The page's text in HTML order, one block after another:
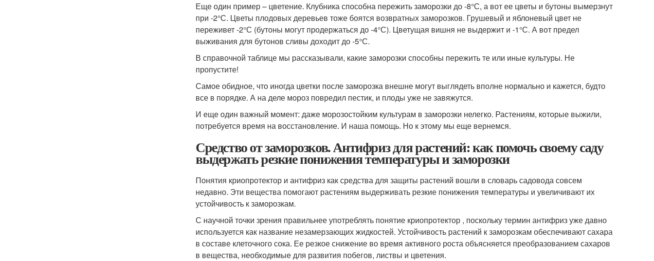
Еще один пример – цветение. Клубника способна пережить заморозки до -8°С, а вот ее цветы и бутоны вымерзнут
при -2°С. Цветы плодовых деревьев тоже боятся возвратных заморозков. Грушевый и яблоневый цвет не
переживет -2°С (бутоны могут продержаться до -4°С). Цветущая вишня не выдержит и -1°С. А вот предел
выживания для бутонов сливы доходит до -5°С.
В справочной таблице мы рассказывали, какие заморозки способны пережить те или иные культуры. Не
пропустите!
Самое обидное, что иногда цветки после заморозка внешне могут выглядеть вполне нормально и кажется, будто
все в порядке. А на деле мороз повредил пестик, и плоды уже не завяжутся.
И еще один важный момент: даже морозостойким культурам в заморозки нелегко. Растениям, которые выжили,
потребуется время на восстановление. И наша помощь. Но к этому мы еще вернемся.
Средство от заморозков. Антифриз для растений: как помочь своему саду
выдержать резкие понижения температуры и заморозки
Понятия криопротектор и антифриз как средства для защиты растений вошли в словарь садовода совсем
недавно. Эти вещества помогают растениям выдерживать резкие понижения температуры и увеличивают их
устойчивость к заморозкам.
С научной точки зрения правильнее употреблять понятие криопротектор , поскольку термин антифриз уже давно
используется как название незамерзающих жидкостей. Устойчивость растений к заморозкам обеспечивают сахара
в составе клеточного сока. Ее резкое снижение во время активного роста объясняется преобразованием сахаров
в вещества, необходимые для развития побегов, листвы и цветения.